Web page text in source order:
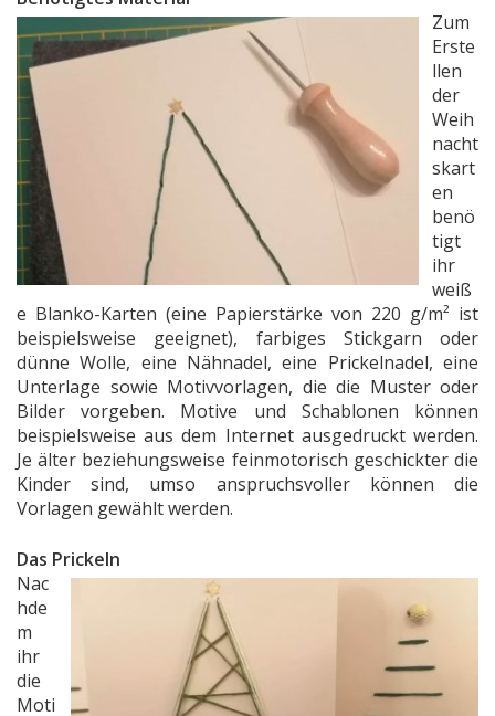
Zum
Erste
llen
der
Weih
nacht
skart
en
benö
tigt
ihr
weiß
e Blanko-Karten (eine Papierstärke von 220 g/m² ist
beispielsweise geeignet), farbiges Stickgarn oder
dünne Wolle, eine Nähnadel, eine Prickelnadel, eine
Unterlage sowie Motivvorlagen, die die Muster oder
Bilder vorgeben. Motive und Schablonen können
beispielsweise aus dem Internet ausgedruckt werden.
Je älter beziehungsweise feinmotorisch geschickter die
Kinder sind, umso anspruchsvoller können die
Vorlagen gewählt werden.
Das Prickeln
Nac
hde
m
ihr
die
Moti